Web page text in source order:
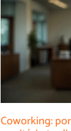
Coworking: